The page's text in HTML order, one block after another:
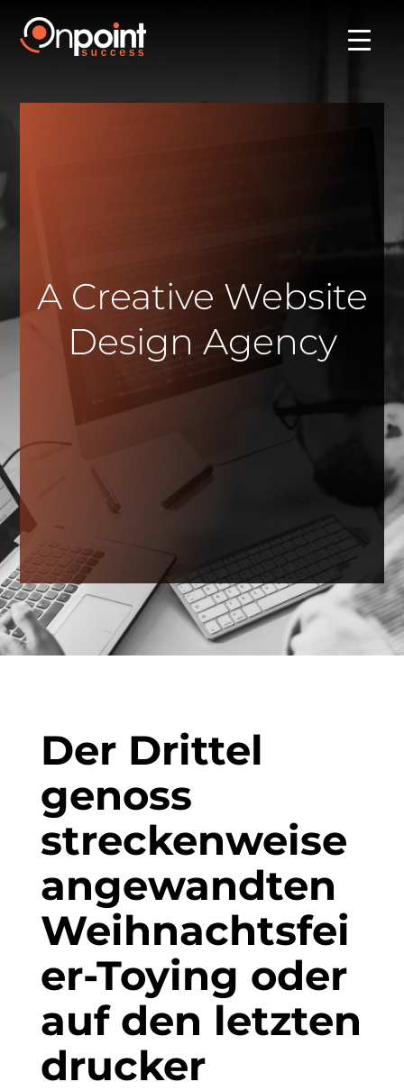
A Creative Website
Design Agency
Der Drittel
genoss
streckenweise
angewandten
Weihnachtsfei
er-Toying oder
auf den letzten
drucker